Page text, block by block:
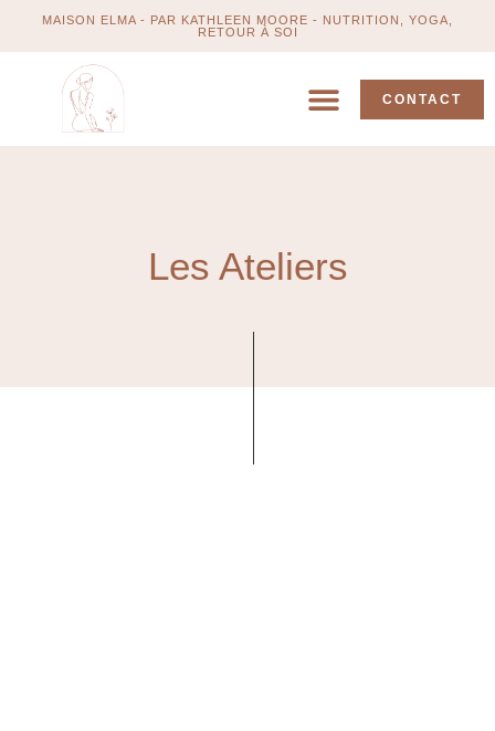
MAISON ELMA - PAR KATHLEEN MOORE - NUTRITION, YOGA,
RETOUR À SOI
CONTACT
Les Ateliers